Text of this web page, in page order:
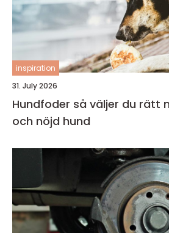
inspiration
31. July 2026
Hundfoder så väljer du rätt mat för en frisk
och nöjd hund